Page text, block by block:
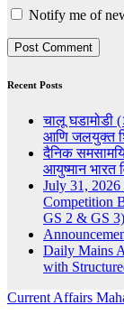
Notify me of
Recent Posts
चालू घडामोडी
आणि जलयुक्त
दैनिक
आयुष्मान भारत
July 31,
Competition
GS 2 & GS 3)
Daily Mains
with
Current Affairs